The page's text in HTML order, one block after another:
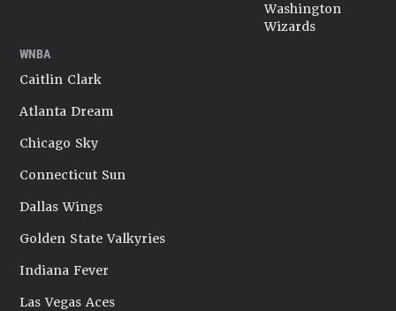
Washington
Wizards
WNBA
Caitlin Clark
Atlanta Dream
Chicago Sky
Connecticut Sun
Dallas Wings
Golden State Valkyries
Indiana Fever
Las Vegas Aces